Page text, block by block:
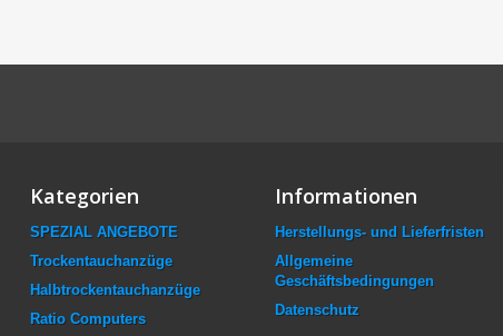
Kategorien
SPEZIAL ANGEBOTE
Trockentauchanzüge
Halbtrockentauchanzüge
Ratio Computers
Informationen
Herstellungs- und Lieferfristen
Allgemeine
Geschäftsbedingungen
Datenschutz